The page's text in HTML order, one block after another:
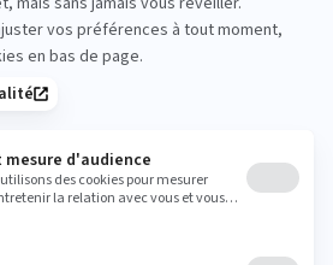
?
+21 minutes avec Bultex ?
influence t'elle la qualité ?
LA FAQ